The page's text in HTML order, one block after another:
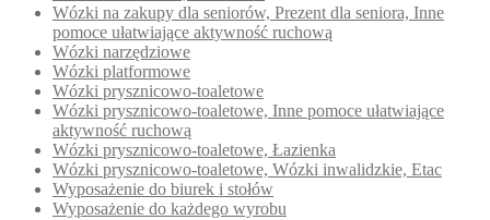
Wózki na zakupy dla seniorów, Prezent dla seniora, Inne
pomoce ułatwiające aktywność ruchową
Wózki narzędziowe
Wózki platformowe
Wózki prysznicowo-toaletowe
Wózki prysznicowo-toaletowe, Inne pomoce ułatwiające
aktywność ruchową
Wózki prysznicowo-toaletowe, Łazienka
Wózki prysznicowo-toaletowe, Wózki inwalidzkie, Etac
Wyposażenie do biurek i stołów
Wyposażenie do każdego wyrobu